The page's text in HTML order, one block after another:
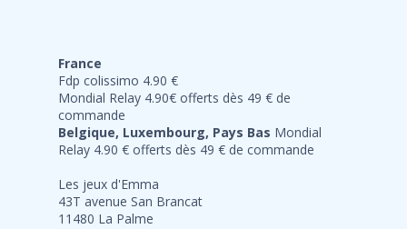
France
Fdp colissimo 4.90 €
Mondial Relay 4.90€ offerts dès 49 € de
commande
Belgique, Luxembourg, Pays Bas Mondial
Relay 4.90 € offerts dès 49 € de commande
Les jeux d'Emma
43T avenue San Brancat
11480 La Palme